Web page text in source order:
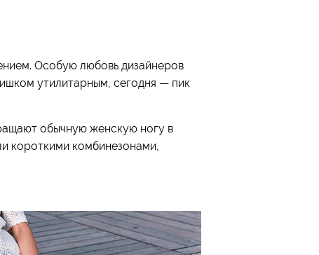
Особую любовь дизайнеров
утилитарным, сегодня — пик
обычную женскую ногу в
короткими комбинезонами,